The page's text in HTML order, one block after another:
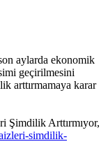
aylarda ekonomik
geçirilmesini
arttırmamaya karar
Şimdilik Arttırmıyor,
simdilik-